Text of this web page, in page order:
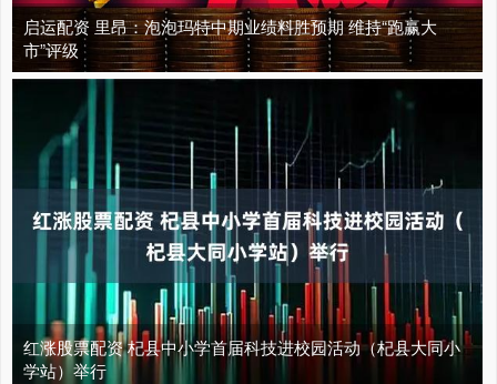
启运配资 里昂：泡泡玛特中期业绩料胜预期 维持“跑赢大
市”评级
红涨股票配资 杞县中小学首届科技进校园活动（杞县大同小
学站）举行